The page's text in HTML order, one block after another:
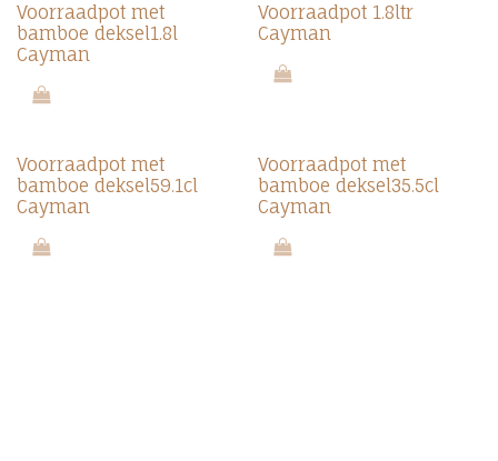
Voorraadpot met
bamboe deksel1.8l
Cayman
Voorraadpot 1.8ltr
Cayman
Voorraadpot met
bamboe deksel59.1cl
Cayman
Voorraadpot met
bamboe deksel35.5cl
Cayman